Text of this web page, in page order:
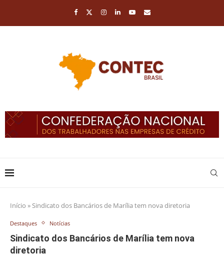
Início »Sindicato dos Bancários de Marília tem nova diretoria
Destaques Notícias
Sindicato dos Bancários de Marília tem nova
diretoria